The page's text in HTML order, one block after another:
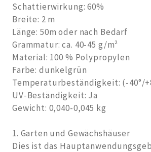
Schattierwirkung: 60%
Breite: 2 m
Länge: 50m oder nach Bedarf
Grammatur: ca. 40-45 g/m²
Material: 100 % Polypropylen
Farbe: dunkelgrün
Temperaturbeständigkeit: (-40°/
UV-Beständigkeit: Ja
Gewicht: 0,040-0,045 kg
1. Garten und Gewächshäuser
Dies ist das